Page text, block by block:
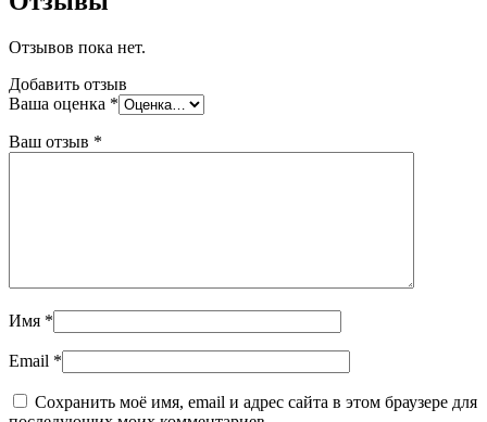
Отзывов пока нет.
Добавить отзыв
Ваша оценка *
Ваш отзыв *
Имя *
Email *
Сохранить моё имя, email и адрес сайта в этом браузере для